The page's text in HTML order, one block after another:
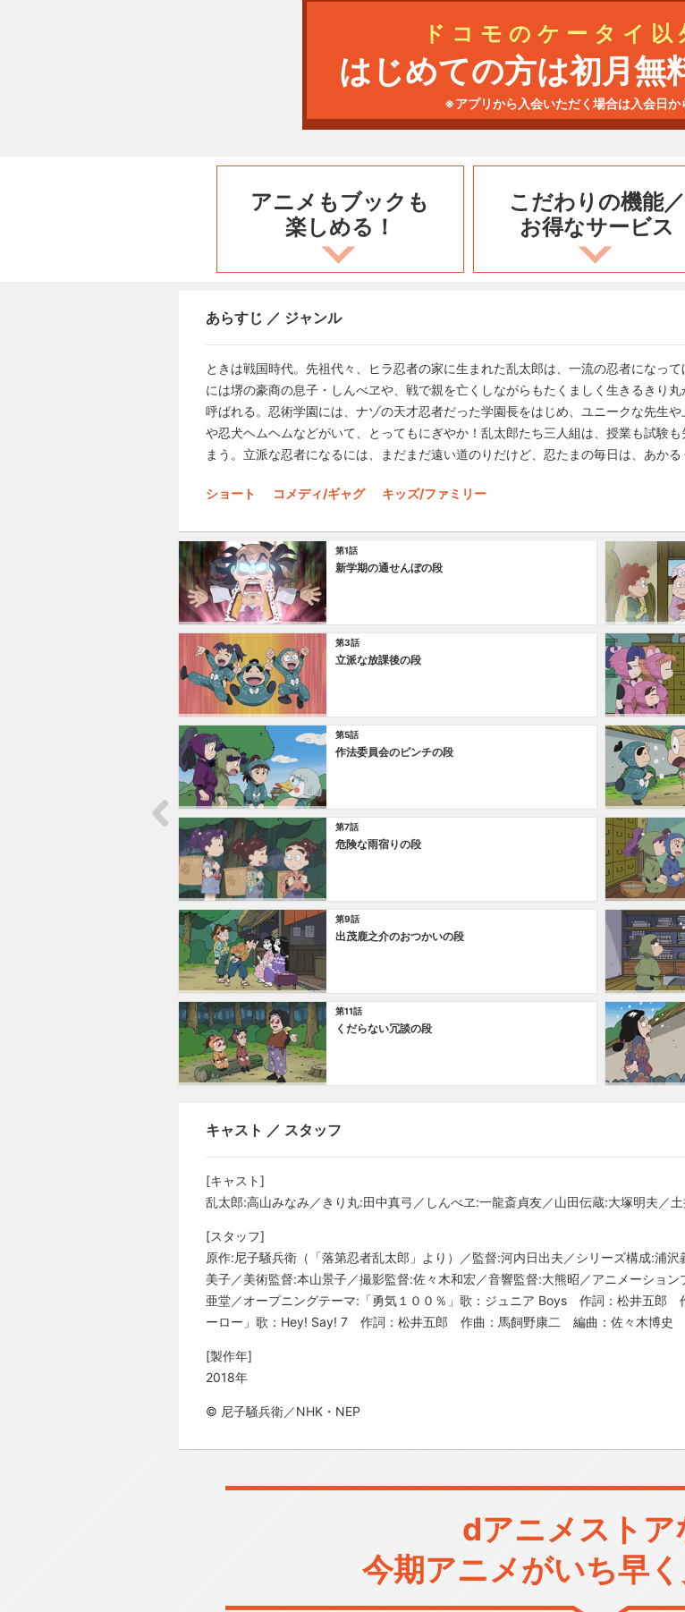
ドコモのケータイ以
はじめての方は初月無
※アプリから入会いただく場合は入会日か
アニメもブックも
楽しめる！
こだわりの機能／
お得なサービス
あらすじ ／ ジャンル
ときは戦国時代。先祖代々、ヒラ忍者の家に生まれた乱太郎は、一流の忍者になっ
には堺の豪商の息子・しんべヱや、戦で親を亡くしながらもたくましく生きるきり
呼ばれる。忍術学園には、ナゾの天才忍者だった学園長をはじめ、ユニークな先生
や忍犬ヘムヘムなどがいて、とってもにぎやか！乱太郎たち三人組は、授業も試験
まう。立派な忍者になるには、まだまだ遠い道のりだけど、忍たまの毎日は、あか
ショート コメディ/ギャグ キッズ/ファミリー
第1話
新学期の通せんぼの段
第3話
立派な放課後の段
第5話
作法委員会のピンチの段
第7話
危険な雨宿りの段
第9話
出茂鹿之介のおつかいの段
第11話
くだらない冗談の段
キャスト ／ スタッフ
[キャスト]
乱太郎:高山みなみ／きり丸:田中真弓／しんべヱ:一龍斎貞友／山田伝蔵:大塚明夫／
[スタッフ]
原作:尼子騒兵衛（「落第忍者乱太郎」より）／監督:河内日出夫／シリーズ構成:浦
美子／美術監督:本山景子／撮影監督:佐々木和宏／音響監督:大熊昭／アニメーショ
亜堂／オープニングテーマ:「勇気１００％」歌：ジュニア Boys 作詞：松井五郎
ーロー」歌：Hey! Say! 7 作詞：松井五郎 作曲：馬飼野康二 編曲：佐々木博史
[製作年]
2018年
© 尼子騒兵衛／NHK・NEP
dアニメストア
今期アニメがいち早く